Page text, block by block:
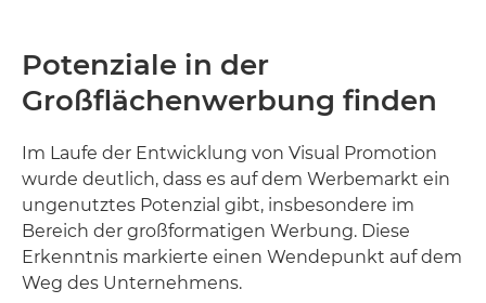
Potenziale in der
Großflächenwerbung finden
Im Laufe der Entwicklung von Visual Promotion
wurde deutlich, dass es auf dem Werbemarkt ein
ungenutztes Potenzial gibt, insbesondere im
Bereich der großformatigen Werbung. Diese
Erkenntnis markierte einen Wendepunkt auf dem
Weg des Unternehmens.